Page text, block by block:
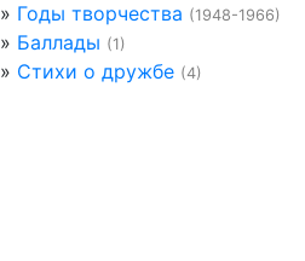
» Годы творчества (1948-1966)
» Баллады (1)
» Стихи о дружбе (4)